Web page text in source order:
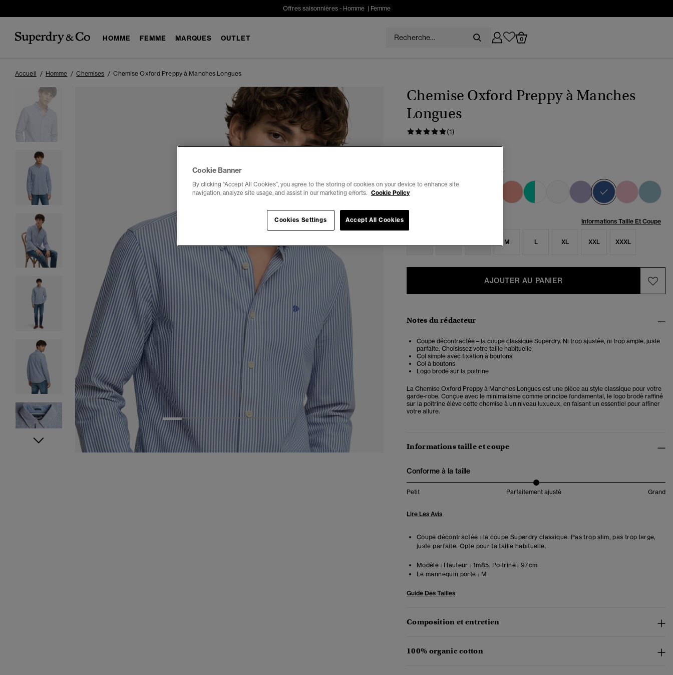
Offres saisonnières - Homme| Femme
HOMME FEMME MARQUES OUTLET 0
Accueil Homme Chemises Chemise Oxford Preppy à Manches Longues
1 4 7
Chemise Oxford Preppy à Manches
Longues
(1)
€64.99
bleu azur craie rayé
sélectionné
Informations Taille Et Coupe
M L XL XXL XXXL
AJOUTER AU PANIER
Notes du rédacteur
Coupe décontractée – la coupe classique Superdry. Ni trop ajustée, ni trop ample, juste
parfaite. Choisissez votre taille habituelle
Col simple avec fixation à boutons
Col à boutons
Logo brodé sur la poitrine
La Chemise Oxford Preppy à Manches Longues est une pièce au style classique pour votre
garde-robe. Conçue avec le minimalisme comme principe fondamental, le logo brodé raffiné
sur la poitrine élève cette chemise à un niveau luxueux, en faisant un essentiel pour affiner
votre allure.
Informations taille et coupe
Conforme à la taille
Petit Parfaitement ajusté Grand
Lire Les Avis
Coupe décontractée : la coupe Superdry classique. Pas trop slim, pas trop large,
juste parfaite. Opte pour ta taille habituelle.
Modèle : Hauteur : 1m85. Poitrine : 97cm
Le mannequin porte : M
Guide Des Tailles
Composition et entretien
100% organic cotton
Cookie Banner
By clicking “Accept All Cookies”, you agree to the storing of cookies on your device to enhance site
navigation, analyze site usage, and assist in our marketing efforts. Cookie Policy
Cookies Settings Accept All Cookies